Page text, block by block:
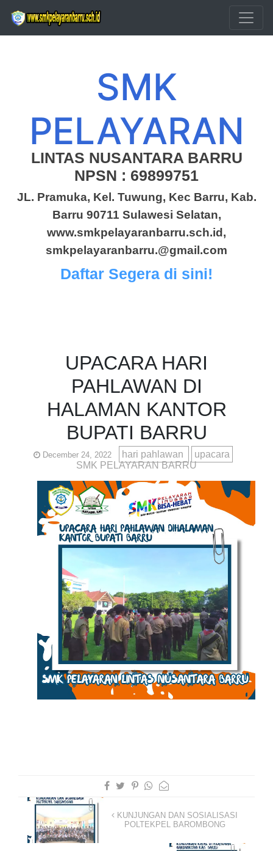
SMK
PELAYARAN
LINTAS NUSANTARA BARRU
NPSN : 69899751
JL. Pramuka, Kel. Tuwung, Kec Barru, Kab.
Barru 90711 Sulawesi Selatan,
www.smkpelayaranbarru.sch.id,
smkpelayaranbarru.@gmail.com
Daftar Segera di sini!
UPACARA HARI
PAHLAWAN DI
HALAMAN KANTOR
BUPATI BARRU
December 24, 2022 hari pahlawan
upacara
SMK PELAYARAN BARRU
KUNJUNGAN DAN SOSIALISASI
POLTEKPEL BAROMBONG